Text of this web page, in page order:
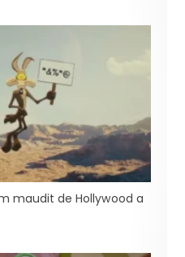
maudit de Hollywood a